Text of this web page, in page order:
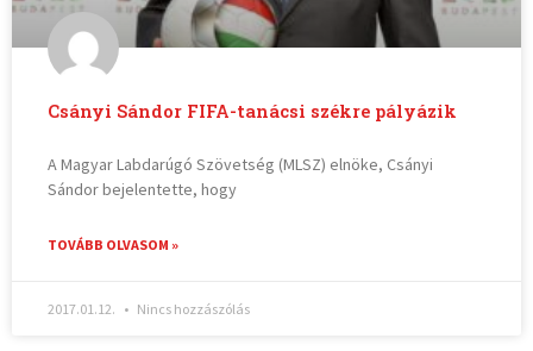
Csányi Sándor FIFA-tanácsi székre pályázik
A Magyar Labdarúgó Szövetség (MLSZ) elnöke, Csányi
Sándor bejelentette, hogy
TOVÁBB OLVASOM »
2017.01.12. Nincs hozzászólás